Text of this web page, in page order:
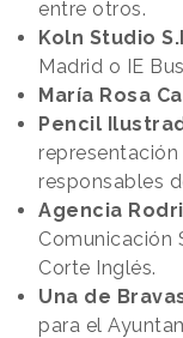
entre otros.
Koln Studio
Madrid o IE
María Rosa
Pencil
responsables
Agencia
Comunicación
Corte Inglés.
Una de
para el